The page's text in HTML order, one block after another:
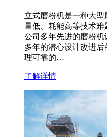
立式磨粉机是一种大
量低、耗能高等技术
公司多年先进的磨粉
多年的潜心设计改进
理可靠的…
了解详情